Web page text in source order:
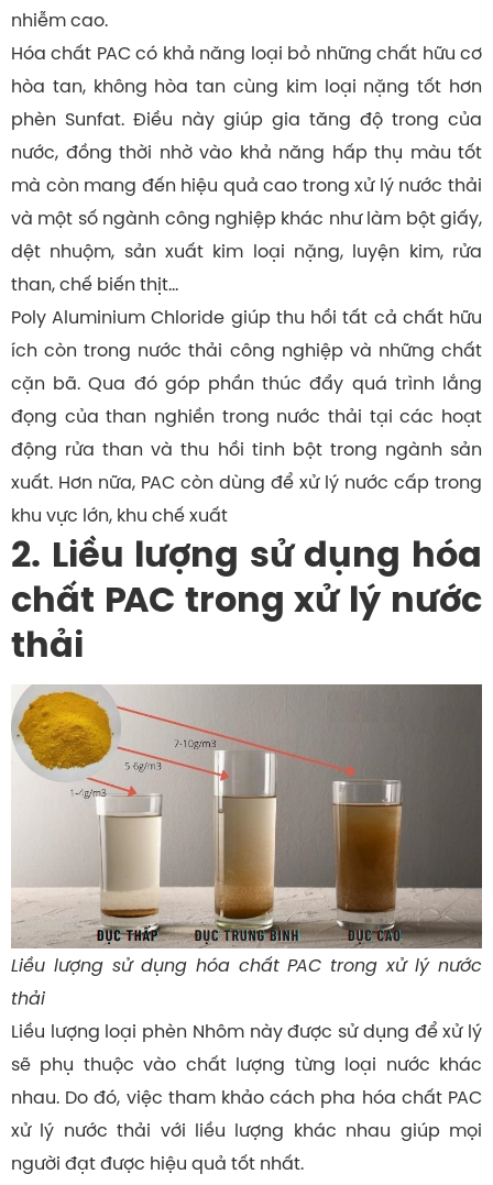
nhiễm cao.
Hóa chất PAC có khả năng loại bỏ những chất hữu cơ
hòa tan, không hòa tan cùng kim loại nặng tốt hơn
phèn Sunfat. Điều này giúp gia tăng độ trong của
nước, đồng thời nhờ vào khả năng hấp thụ màu tốt
mà còn mang đến hiệu quả cao trong xử lý nước thải
và một số ngành công nghiệp khác như làm bột giấy,
dệt nhuộm, sản xuất kim loại nặng, luyện kim, rửa
than, chế biến thịt…
Poly Aluminium Chloride giúp thu hồi tất cả chất hữu
ích còn trong nước thải công nghiệp và những chất
cặn bã. Qua đó góp phần thúc đẩy quá trình lắng
đọng của than nghiền trong nước thải tại các hoạt
động rửa than và thu hồi tinh bột trong ngành sản
xuất. Hơn nữa, PAC còn dùng để xử lý nước cấp trong
khu vực lớn, khu chế xuất
2. Liều lượng sử dụng hóa
chất PAC trong xử lý nước
thải
Liều lượng sử dụng hóa chất PAC trong xử lý nước
thải
Liều lượng loại phèn Nhôm này được sử dụng để xử lý
sẽ phụ thuộc vào chất lượng từng loại nước khác
nhau. Do đó, việc tham khảo cách pha hóa chất PAC
xử lý nước thải với liều lượng khác nhau giúp mọi
người đạt được hiệu quả tốt nhất.